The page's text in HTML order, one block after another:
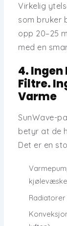
Virkelig
som bruker
opp 20–25
med en
4. Ingen
Filtre.
Varme
SunWave-
betyr at de
Det er en